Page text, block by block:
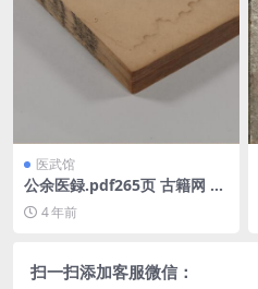
医武馆
公余医録.pdf265页 古籍网 古
籍书阁，中医古籍 古籍藏书阁
4 年前
扫一扫添加客服微信：